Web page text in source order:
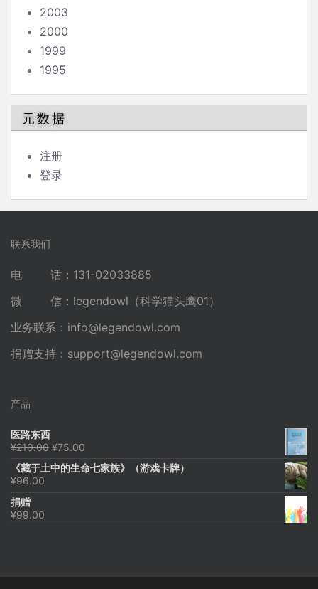
2003
2000
1999
1995
元数据
注册
登录
联系我们
电 话：131-02033885
微 信：legendowl（科学猫头鹰01）
业务联系： info@legendowl.com
捐赠支持： support@legendowl.com
产品
医路东西
¥210.00 原
为：
¥75.00
价
《藏于土中的生命七家族》（游戏卡牌）
¥96.00
捐赠
¥99.00